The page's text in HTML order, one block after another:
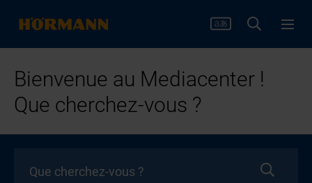
Bienvenue au Mediacenter !
Que cherchez-vous ?